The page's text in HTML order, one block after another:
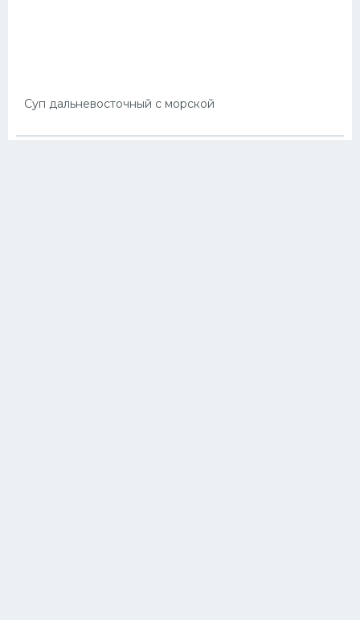
Суп дальневосточный с морской